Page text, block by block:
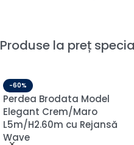
Produse la preț
-60%
Perdea Brodata Model
Elegant Crem/Maro
L5m/H2.60m cu Rejansă
Wave